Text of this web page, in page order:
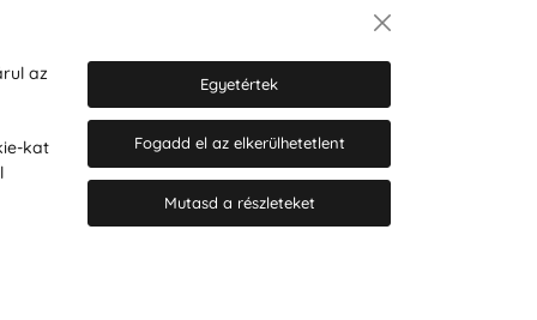
Hozzájárulok a személyes adatok
marketing célú kezeléséhez.
Személyes adatok védelmére
az
kat
Egyetértek
Fogadd el az elkerülhetetlent
Mutasd a részleteket